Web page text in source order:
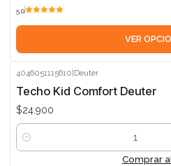
5.0
VER
4046051115610 Deuter
Techo Kid Comfort Deuter
$24.900
Cantidad
Comprar